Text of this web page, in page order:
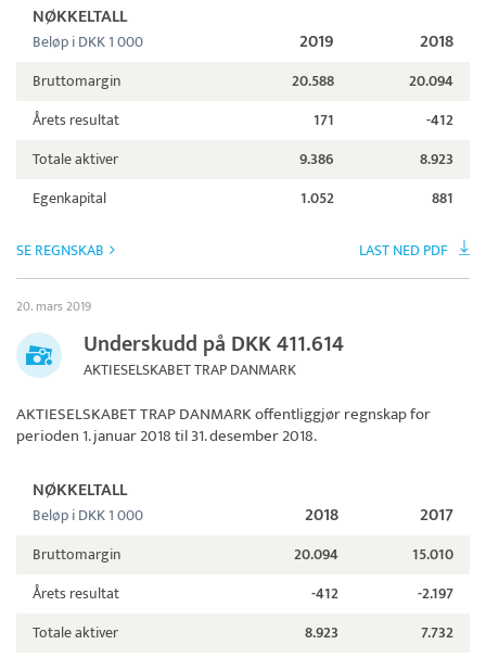
NØKKELTALL
Beløp i DKK 1 000 2019 2018
Bruttomargin 20.588
20.094
Årets resultat
171
-412
Totale aktiver
9.386
8.923
Egenkapital
1.052 881
SE REGNSKAB LAST NED PDF
20. mars 2019
Underskudd på DKK 411.614
AKTIESELSKABET TRAP DANMARK
AKTIESELSKABET TRAP DANMARKoffentliggjør regnskap for
perioden 1. januar 2018 til 31. desember 2018.
NØKKELTALL
Beløp i DKK 1 000 2018 2017
Bruttomargin 20.094
15.010
Årets resultat
-412
-2.197
Totale aktiver
8.923
7.732